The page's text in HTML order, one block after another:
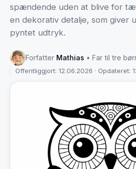
spændende uden at blive for
en dekorativ detalje, som giver
pyntet udtryk.
Forfatter Mathias • Far til tre
Offentliggjort: 12.06.2026 · Opdateret: